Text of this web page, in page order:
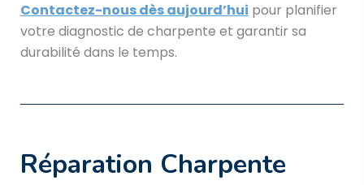
Contactez-nous dès aujourd’hui pour planifier
votre diagnostic de charpente et garantir sa
durabilité dans le temps.
Réparation Charpente